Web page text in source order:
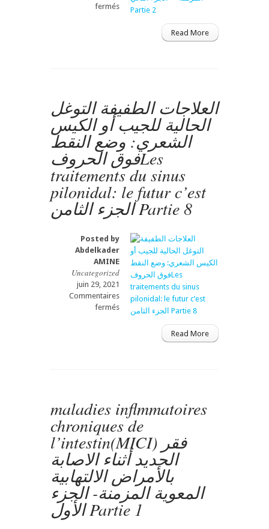
ferméssur
inflmmatoires
الاصابة
بالأمراض
الالتهابية
المعوية
المزمنة-
–
الجزء
الثاني
Partie
2
Read More
العلاجات الطفيفة التوغل
الحالية للجيب أو الكيس
الشعري: وضع النقط
فوق الحروفLes
traitements du sinus
pilonidal: le futur c’est
الجزء الثامن Partie 8
Posted by
Abdelkader
AMINE
Uncategorized
juin 29, 2021
Commentaires
ferméssur
العلاجات
وضع
النقط
فوق
الحروفLes
traitements
du
sinus
pilonidal:
le
futur
Read More
maladies inflmmatoires
chroniques de
l’intestin(MICI) فقر
الحديد أثناء الاصابة
بالأمراض الالتهابية
المعوية المزمنة- الجزء
الأول Partie 1